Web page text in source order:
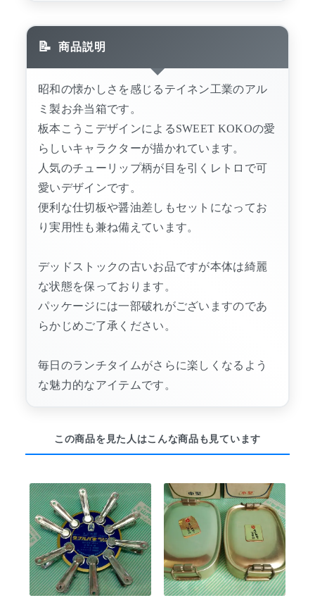
商品説明
昭和の懐かしさを感じるテイネン工業のアル
ミ製お弁当箱です。
板本こうこデザインによるSWEET KOKOの愛
らしいキャラクターが描かれています。
人気のチューリップ柄が目を引くレトロで可
愛いデザインです。
便利な仕切板や醤油差しもセットになってお
り実用性も兼ね備えています。
デッドストックの古いお品ですが本体は綺麗
な状態を保っております。
パッケージには一部破れがございますのであ
らかじめご了承ください。
毎日のランチタイムがさらに楽しくなるよう
な魅力的なアイテムです。
この商品を見た人はこんな商品も見ています